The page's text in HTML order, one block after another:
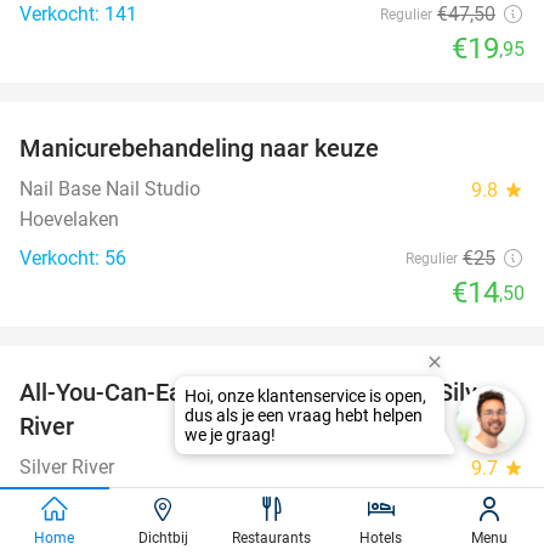
Verkocht: 141
Regulier €47,50
€19,95
Manicurebehandeling naar keuze
Nail Base Nail Studio 9.8 star
Hoevelaken
Verkocht: 56
Regulier €25
€14,50
19%
All-You-Can-Eat (zonder tijdslimiet) bij Silver
River
Silver River 9.7 star
Leusden
Verkocht: 1.476
Regulier ,95
Home Dichtbij Restaurants Hotels Menu